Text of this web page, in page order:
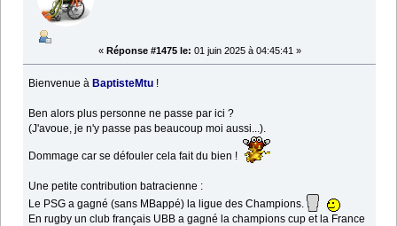
« Réponse #1475 le: 01 juin 2025 à 04:45:41 »
Bienvenue àBaptisteMtu !
Ben alors plus personne ne passe par ici ?
(J'avoue, je n'y passe pas beaucoup moi aussi...).
Dommage car se défouler cela fait du bien !
Une petite contribution batracienne :
Le PSG a gagné (sans MBappé) la ligue des Champions.
En rugby un club français UBB a gagné la champions cup et la France